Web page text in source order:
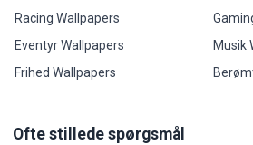
Racing Wallpapers
Eventyr Wallpapers
Frihed Wallpapers
Musik
Ofte stillede spørgsmål